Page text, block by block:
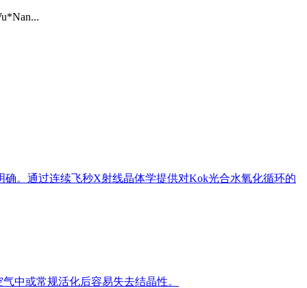
。通过连续飞秒X射线晶体学提供对Kok光合水氧化循环的
中或常规活化后容易失去结晶性。